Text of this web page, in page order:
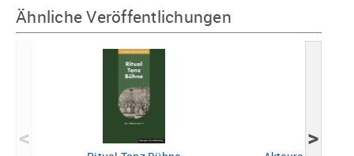
Ähnliche Veröffentlichungen
< >